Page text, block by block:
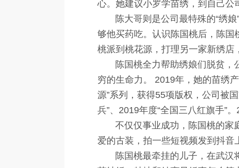
心。她建议小罗学苗绣，到自己公
陈大哥则是公司最特殊的“绣娘”
够他买药吃。认识陈国桃后，陈国
桃派到桃花源，打理另一家新绣店
陈国桃全力帮助绣娘们脱贫，公
穷的生命力。 2019年，她的苗绣
源”系列，获得55项版权，公司被
兵”、2019年度“全国三八红旗手”
不仅仅事业成功，陈国桃的家庭
爱的古装，拍一些短视频发到抖音
陈国桃最牵挂的儿子，在武汉将